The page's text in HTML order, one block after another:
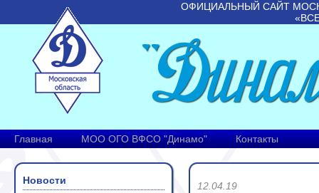
ОФИЦИАЛЬНЫЙ САЙТ
Главная МОО ОГО ВФСО "Динамо" Контакты
Новости
12.04.19